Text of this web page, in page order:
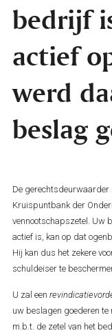
bedrijf
actief
werd
beslag
De
Kruispuntbank der
vennootschapszetel. Uw
actief is, kan op dat
Hij kan dus het zekere
schuldeiser te
U zal een
uw beslagen goederen
m.b.t. de zetel van het